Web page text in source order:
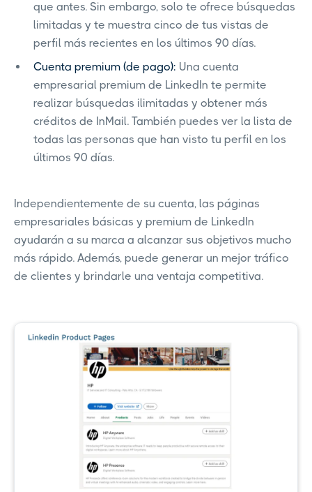
que antes. Sin embargo, solo te ofrece búsquedas
limitadas y te muestra cinco de tus vistas de
perfil más recientes en los últimos 90 días.
Cuenta premium (de pago): Una cuenta
empresarial premium de LinkedIn te permite
realizar búsquedas ilimitadas y obtener más
créditos de InMail. También puedes ver la lista de
todas las personas que han visto tu perfil en los
últimos 90 días.
Independientemente de su cuenta, las páginas
empresariales básicas y premium de LinkedIn
ayudarán a su marca a alcanzar sus objetivos mucho
más rápido. Además, puede generar un mejor tráfico
de clientes y brindarle una ventaja competitiva.